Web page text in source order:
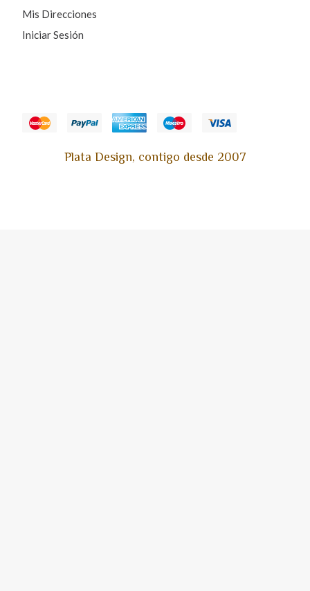
Mis Direcciones
Iniciar Sesión
Plata Design, contigo desde 2007